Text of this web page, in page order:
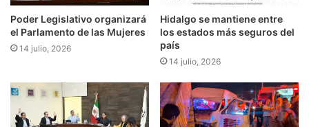
Poder Legislativo organizará
el Parlamento de las Mujeres
14 julio, 2026
Hidalgo se mantiene entre
los estados más seguros del
país
14 julio, 2026